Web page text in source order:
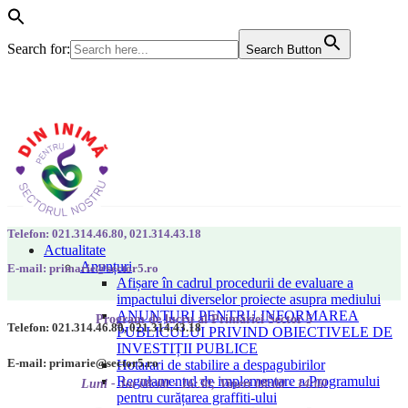
Search for: Search Button
Actualitate
Anunțuri
Afișare în cadrul procedurii de evaluare a
impactului diverselor proiecte asupra mediului
ANUNȚURI PENTRU INFORMAREA
PUBLICULUI PRIVIND OBIECTIVELE DE
INVESTIȚII PUBLICE
Hotarari de stabilire a despagubirilor
Regulamentul de implementare a Programului
pentru curățarea graffiti-ului
Telefon: 021.314.46.80, 021.314.43.18
E-mail: primarie@sector5.ro
Program de lucru al Primăriei Sector 5
Luni - Joi 08:00 - 16:30; Vineri 08:00 - 14:00
Telefon: 021.314.46.80, 021.314.43.18
E-mail: primarie@sector5.ro